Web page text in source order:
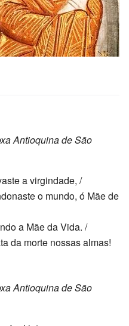
Antioquina de São
a virgindade, /
o mundo, ó Mãe de
a Mãe da Vida. /
da morte nossas almas!
Antioquina de São